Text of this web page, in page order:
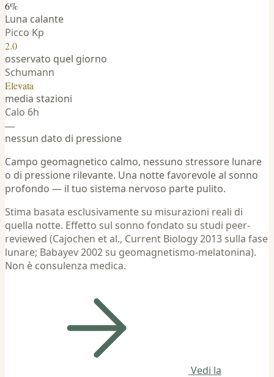
6%
Luna calante
Picco Kp
2.0
osservato quel giorno
Schumann
Elevata
media stazioni
Calo 6h
—
nessun dato di pressione
Campo geomagnetico calmo, nessuno stressore lunare
o di pressione rilevante. Una notte favorevole al sonno
profondo — il tuo sistema nervoso parte pulito.
Stima basata esclusivamente su misurazioni reali di
quella notte. Effetto sul sonno fondato su studi peer-
reviewed (Cajochen et al., Current Biology 2013 sulla fase
lunare; Babayev 2002 su geomagnetismo-melatonina).
Non è consulenza medica.
Vedi la